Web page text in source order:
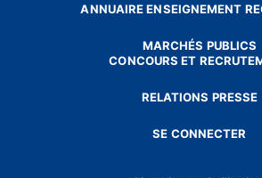
ANNUAIRE ENSEIGNEMENT
MARCHÉS PUBLICS
CONCOURS ET
RELATIONS PRESSE
SE CONNECTER